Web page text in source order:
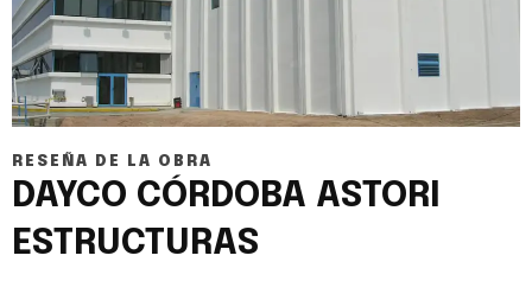
RESEÑA DE LA OBRA
DAYCO CÓRDOBA ASTORI
ESTRUCTURAS